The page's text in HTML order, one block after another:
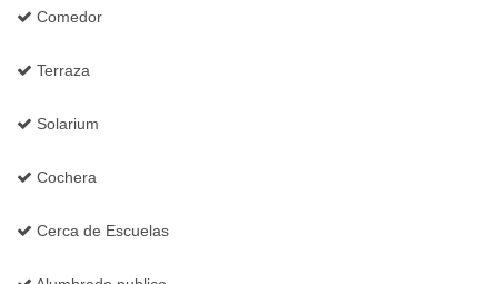
Comedor
Terraza
Solarium
Cochera
Cerca de Escuelas